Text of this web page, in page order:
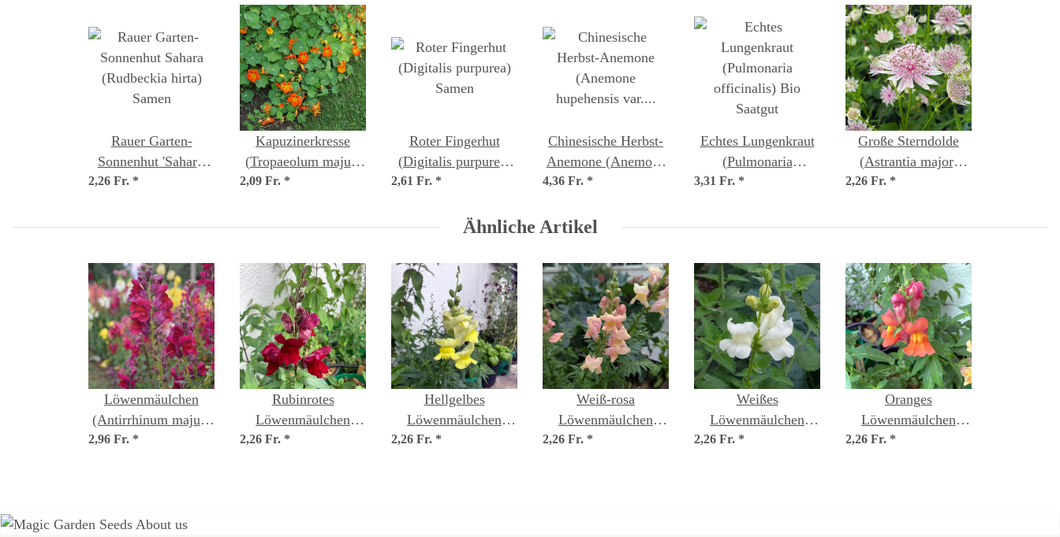
Rauer Garten-
Sonnenhut 'Sahara'
(Rudbeckia hirta)
2,26 Fr. *
Kapuzinerkresse
(Tropaeolum majus)
Samen
2,09 Fr. *
Roter Fingerhut
(Digitalis purpurea)
Samen
2,61 Fr. *
Chinesische Herbst-
Anemone (Anemone
hupehensis var.
4,36 Fr. *
Echtes Lungenkraut
(Pulmonaria
officinalis) Bio
3,31 Fr. *
Große Sterndolde
(Astrantia major)
Samen
2,26 Fr. *
Ähnliche Artikel
Löwenmäulchen
(Antirrhinum majus)
Bio Saatgut
2,96 Fr. *
Rubinrotes
Löwenmäulchen
'Ruby' (Antirrhinum
2,26 Fr. *
Hellgelbes
Löwenmäulchen
'Canary Bird'
2,26 Fr. *
Weiß-rosa
Löwenmäulchen
'Appleblossom'
2,26 Fr. *
Weißes
Löwenmäulchen
'Snowflake'
2,26 Fr. *
Oranges
Löwenmäulchen
'Orange Wonder'
2,26 Fr. *